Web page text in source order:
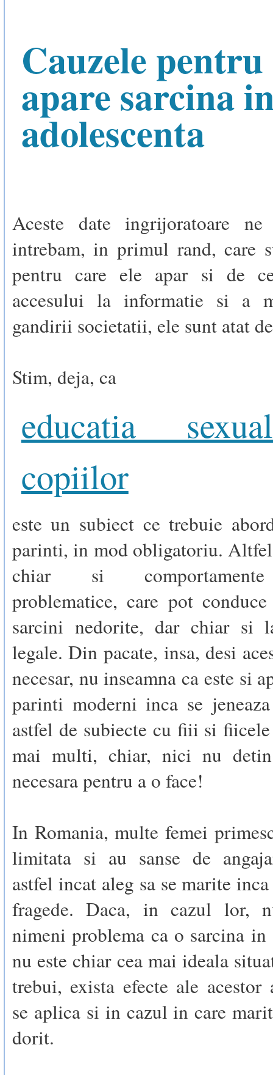
Cauzele
apare sarcina
adolescenta
Aceste date ingrijoratoare
intrebam, in primul rand, care
pentru care ele apar si de
accesului la informatie si a
gandirii societatii, ele sunt atat
Stim, deja, ca
educatia
copiilor
este un subiect ce trebuie
parinti, in mod obligatoriu.
chiar si
problematice, care pot
sarcini nedorite, dar chiar si
legale. Din pacate, insa, desi
necesar, nu inseamna ca este si
parinti moderni inca se
astfel de subiecte cu fiii si
mai multi, chiar, nici nu
necesara pentru a o face!
In Romania, multe femei
limitata si au sanse de
astfel incat aleg sa se marite
fragede. Daca, in cazul lor,
nimeni problema ca o sarcina in
nu este chiar cea mai ideala
trebui, exista efecte ale acestor
se aplica si in cazul in care
dorit.